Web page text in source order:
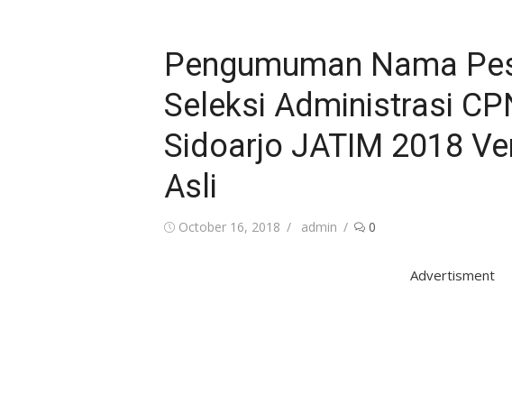
Pengumuman Nama
Seleksi Administrasi
Sidoarjo JATIM 2018
Asli
Posted
October 16, 2018 Author
admin 0
Advertisment